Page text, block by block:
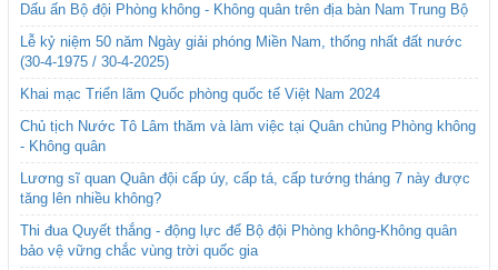
Dấu ấn Bộ đội Phòng không - Không quân trên địa bàn Nam Trung Bộ
Lễ kỷ niệm 50 năm Ngày giải phóng Miền Nam, thống nhất đất nước
(30-4-1975 / 30-4-2025)
Khai mạc Triển lãm Quốc phòng quốc tế Việt Nam 2024
Chủ tịch Nước Tô Lâm thăm và làm việc tại Quân chủng Phòng không
- Không quân
Lương sĩ quan Quân đội cấp úy, cấp tá, cấp tướng tháng 7 này được
tăng lên nhiều không?
Thi đua Quyết thắng - động lực để Bộ đội Phòng không-Không quân
bảo vệ vững chắc vùng trời quốc gia